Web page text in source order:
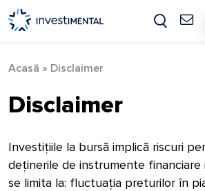
Skip
to
content
Acasă » Disclaimer
Disclaimer
Investițiile la bursă implică riscuri
deținerile de instrumente financiare
se limita la: fluctuația preturilor în